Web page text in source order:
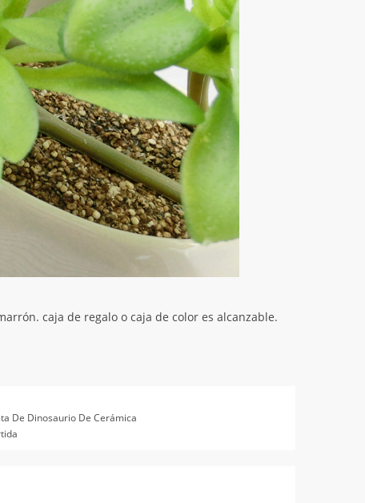
caja de regalo o caja de color es alcanzable.
De Dinosaurio De Cerámica